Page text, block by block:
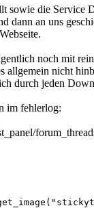
sowie die Service
dann an uns
noch mit
allgemein nicht
durch jeden
im fehlerlog: